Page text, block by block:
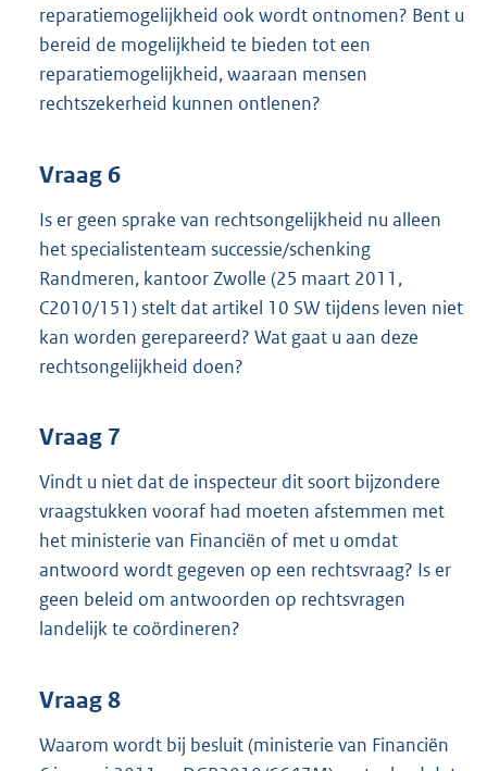
reparatiemogelijkheid ook wordt ontnomen? Bent u
bereid de mogelijkheid te bieden tot een
reparatiemogelijkheid, waaraan mensen
rechtszekerheid kunnen ontlenen?
Vraag 6
Is er geen sprake van rechtsongelijkheid nu alleen
het specialistenteam successie/schenking
Randmeren, kantoor Zwolle (25 maart 2011,
C2010/151) stelt dat artikel 10 SW tijdens leven niet
kan worden gerepareerd? Wat gaat u aan deze
rechtsongelijkheid doen?
Vraag 7
Vindt u niet dat de inspecteur dit soort bijzondere
vraagstukken vooraf had moeten afstemmen met
het ministerie van Financiën of met u omdat
antwoord wordt gegeven op een rechtsvraag? Is er
geen beleid om antwoorden op rechtsvragen
landelijk te coördineren?
Vraag 8
Waarom wordt bij besluit (ministerie van Financiën